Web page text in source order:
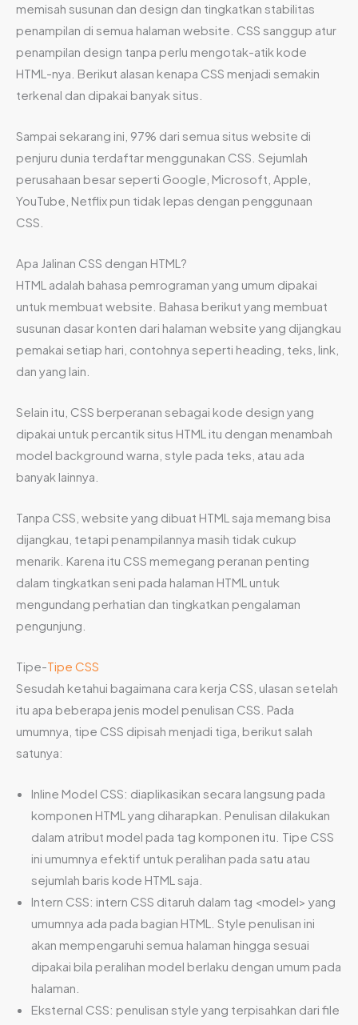
memisah susunan dan design dan tingkatkan stabilitas
penampilan di semua halaman website. CSS sanggup atur
penampilan design tanpa perlu mengotak-atik kode
HTML-nya. Berikut alasan kenapa CSS menjadi semakin
terkenal dan dipakai banyak situs.
Sampai sekarang ini, 97% dari semua situs website di
penjuru dunia terdaftar menggunakan CSS. Sejumlah
perusahaan besar seperti Google, Microsoft, Apple,
YouTube, Netflix pun tidak lepas dengan penggunaan
CSS.
Apa Jalinan CSS dengan HTML?
HTML adalah bahasa pemrograman yang umum dipakai
untuk membuat website. Bahasa berikut yang membuat
susunan dasar konten dari halaman website yang dijangkau
pemakai setiap hari, contohnya seperti heading, teks, link,
dan yang lain.
Selain itu, CSS berperanan sebagai kode design yang
dipakai untuk percantik situs HTML itu dengan menambah
model background warna, style pada teks, atau ada
banyak lainnya.
Tanpa CSS, website yang dibuat HTML saja memang bisa
dijangkau, tetapi penampilannya masih tidak cukup
menarik. Karena itu CSS memegang peranan penting
dalam tingkatkan seni pada halaman HTML untuk
mengundang perhatian dan tingkatkan pengalaman
pengunjung.
Tipe-Tipe CSS
Sesudah ketahui bagaimana cara kerja CSS, ulasan setelah
itu apa beberapa jenis model penulisan CSS. Pada
umumnya, tipe CSS dipisah menjadi tiga, berikut salah
satunya:
Inline Model CSS: diaplikasikan secara langsung pada
komponen HTML yang diharapkan. Penulisan dilakukan
dalam atribut model pada tag komponen itu. Tipe CSS
ini umumnya efektif untuk peralihan pada satu atau
sejumlah baris kode HTML saja.
Intern CSS: intern CSS ditaruh dalam tag <model> yang
umumnya ada pada bagian HTML. Style penulisan ini
akan mempengaruhi semua halaman hingga sesuai
dipakai bila peralihan model berlaku dengan umum pada
halaman.
Eksternal CSS: penulisan style yang terpisahkan dari file